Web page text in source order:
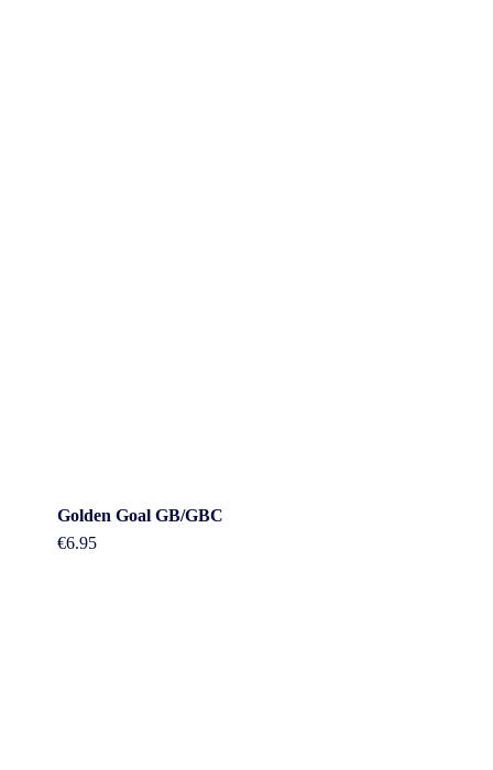
Golden Goal GB/GBC
€6.95